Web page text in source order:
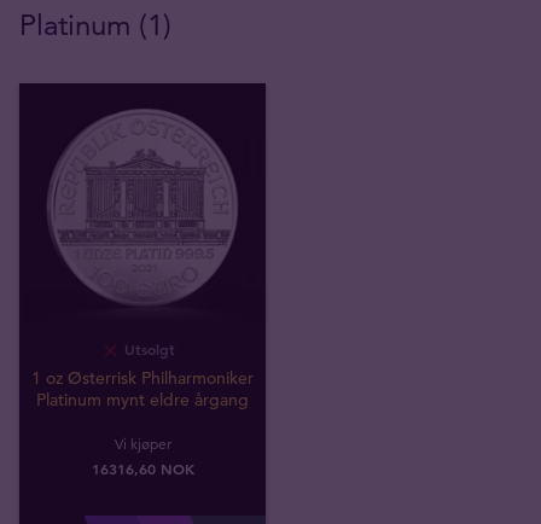
Platinum (1)
Utsolgt
1 oz Østerrisk Philharmoniker
Platinum mynt eldre årgang
Vi kjøper
16316,60 NOK